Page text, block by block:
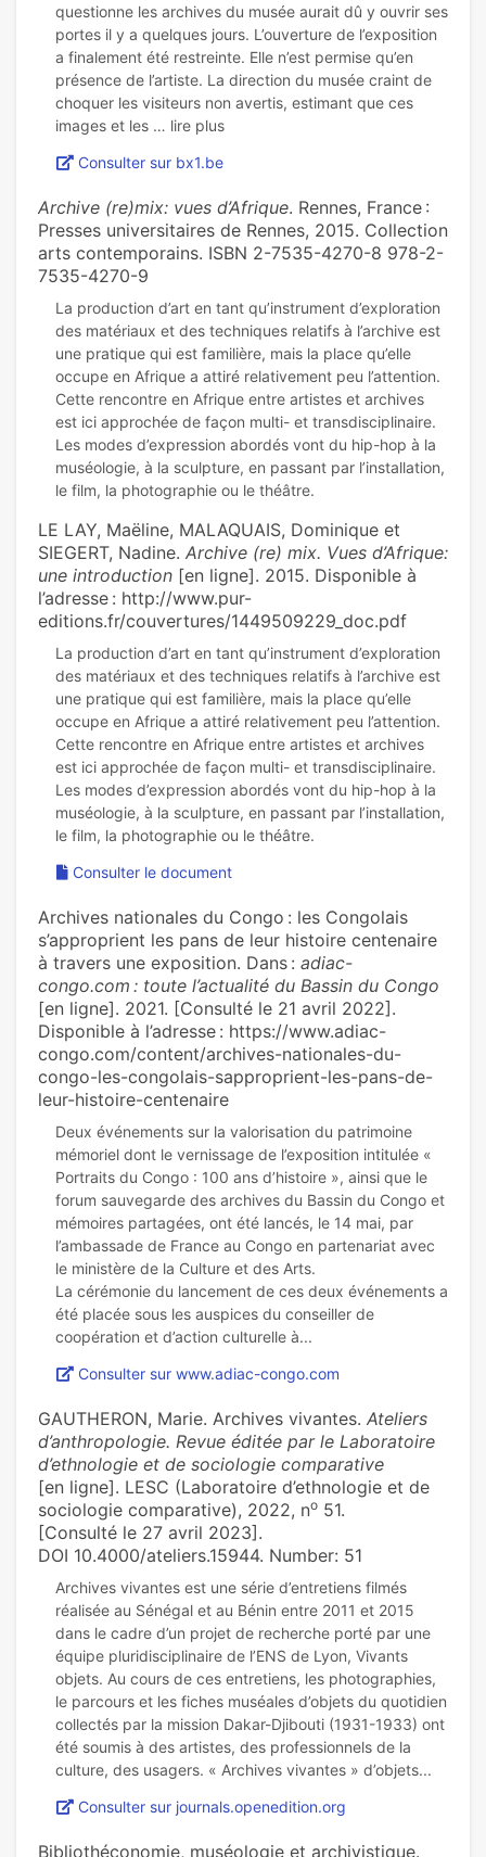
questionne les archives du musée aurait dû y ouvrir ses
portes il y a quelques jours. L’ouverture de l’exposition
a finalement été restreinte. Elle n’est permise qu’en
présence de l’artiste. La direction du musée craint de
choquer les visiteurs non avertis, estimant que ces
Consulter sur bx1.be
Archive (re)mix: vues d’Afrique. Rennes, France :
Presses universitaires de Rennes, 2015. Collection
arts contemporains. ISBN 2-7535-4270-8 978-2-
7535-4270-9
La production d’art en tant qu’instrument d’exploration
des matériaux et des techniques relatifs à l’archive est
une pratique qui est familière, mais la place qu’elle
occupe en Afrique a attiré relativement peu l’attention.
Cette rencontre en Afrique entre artistes et archives
est ici approchée de façon multi- et transdisciplinaire.
Les modes d’expression abordés vont du hip-hop à la
muséologie, à la sculpture, en passant par l’installation,
LE LAY, Maëline, MALAQUAIS, Dominique et
SIEGERT, Nadine. Archive (re) mix. Vues d’Afrique:
une introduction [en ligne]. 2015. Disponible à
l’adresse : http://www.pur-
editions.fr/couvertures/1449509229_doc.pdf
La production d’art en tant qu’instrument d’exploration
des matériaux et des techniques relatifs à l’archive est
une pratique qui est familière, mais la place qu’elle
occupe en Afrique a attiré relativement peu l’attention.
Cette rencontre en Afrique entre artistes et archives
est ici approchée de façon multi- et transdisciplinaire.
Les modes d’expression abordés vont du hip-hop à la
muséologie, à la sculpture, en passant par l’installation,
Consulter le document
Archives nationales du Congo : les Congolais
s’approprient les pans de leur histoire centenaire
à travers une exposition. Dans : adiac-
congo.com : toute l’actualité du Bassin du Congo
[en ligne]. 2021. [Consulté le 21 avril 2022].
Disponible à l’adresse : https://www.adiac-
congo.com/content/archives-nationales-du-
congo-les-congolais-sapproprient-les-pans-de-
leur-histoire-centenaire
Deux événements sur la valorisation du patrimoine
mémoriel dont le vernissage de l’exposition intitulée «
Portraits du Congo : 100 ans d’histoire », ainsi que le
forum sauvegarde des archives du Bassin du Congo et
mémoires partagées, ont été lancés, le 14 mai, par
l’ambassade de France au Congo en partenariat avec
le ministère de la Culture et des Arts.
La cérémonie du lancement de ces deux événements a
été placée sous les auspices du conseiller de
Consulter sur www.adiac-congo.com
GAUTHERON, Marie. Archives vivantes. Ateliers
d’anthropologie. Revue éditée par le Laboratoire
d’ethnologie et de sociologie comparative
[en ligne]. LESC (Laboratoire d’ethnologie et de
sociologie comparative), 2022, no 51.
[Consulté le 27 avril 2023].
DOI 10.4000/ateliers.15944. Number: 51
Archives vivantes est une série d’entretiens filmés
réalisée au Sénégal et au Bénin entre 2011 et 2015
dans le cadre d’un projet de recherche porté par une
équipe pluridisciplinaire de l’ENS de Lyon, Vivants
objets. Au cours de ces entretiens, les photographies,
le parcours et les fiches muséales d’objets du quotidien
collectés par la mission Dakar-Djibouti (1931-1933) ont
été soumis à des artistes, des professionnels de la
Consulter sur journals.openedition.org
Bibliothéconomie, muséologie et archivistique.